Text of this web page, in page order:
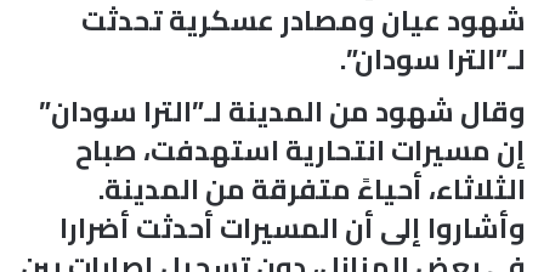
شهود عيان ومصادر عسكرية تحدثت
لـ”الترا سودان”.
وقال شهود من المدينة لـ”الترا سودان”
إن مسيرات انتحارية استهدفت، صباح
الثلاثاء، أحياءً متفرقة من المدينة.
وأشاروا إلى أن المسيرات أحدثت أضرارا